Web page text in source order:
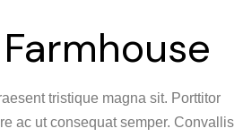
tristique magna sit. Porttitor
ac ut consequat semper. Convallis